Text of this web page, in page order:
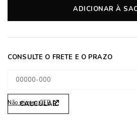
ADICIONAR À
Não sei meu CEP